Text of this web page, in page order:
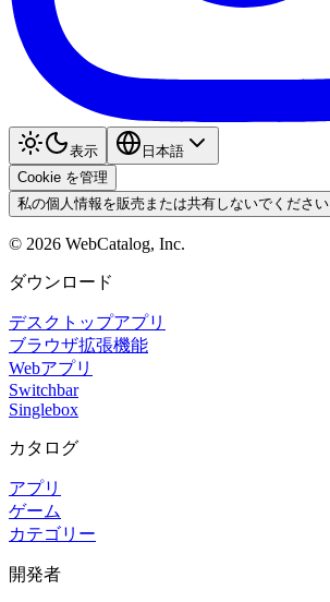
表示
日本語
Cookie を管理
私の個人情報を販売または共有しないでください
© 2026 WebCatalog, Inc.
ダウンロード
デスクトップアプリ
ブラウザ拡張機能
Webアプリ
Switchbar
Singlebox
カタログ
アプリ
ゲーム
カテゴリー
開発者